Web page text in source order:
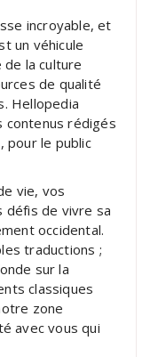
incroyable, et
un véhicule
la culture
de qualité
Hellopedia
contenus rédigés
pour le public
vie, vos
défis de vivre sa
occidental.
traductions ;
sur la
classiques
zone
avec vous qui